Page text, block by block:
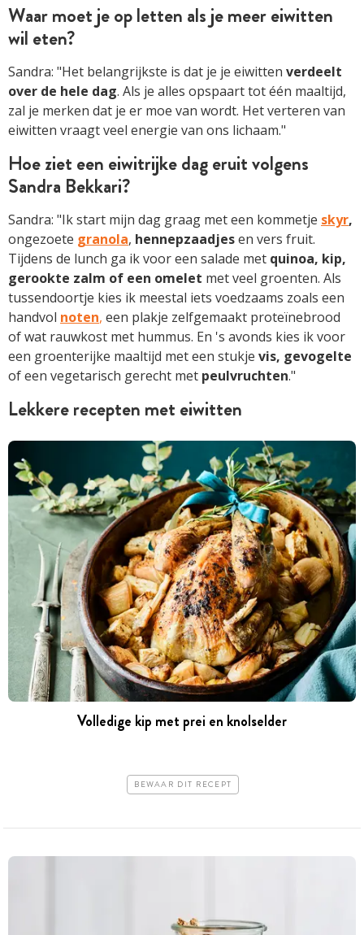
Waar moet je op letten als je meer eiwitten
wil eten?
Sandra: "Het belangrijkste is dat je je eiwitten verdeelt
over de hele dag. Als je alles opspaart tot één maaltijd,
zal je merken dat je er moe van wordt. Het verteren van
eiwitten vraagt veel energie van ons lichaam."
Hoe ziet een eiwitrijke dag eruit volgens
Sandra Bekkari?
Sandra: "Ik start mijn dag graag met een kommetje skyr,
ongezoete granola, hennepzaadjesen vers fruit.
Tijdens de lunch ga ik voor een salade met quinoa, kip,
gerookte zalm of een omelet met veel groenten. Als
tussendoortje kies ik meestal iets voedzaams zoals een
handvol noten, een plakje zelfgemaakt proteïnebrood
of wat rauwkost met hummus. En 's avonds kies ik voor
een groenterijke maaltijd met een stukje vis, gevogelte
of een vegetarisch gerecht met peulvruchten."
Lekkere recepten met eiwitten
Volledige kip met prei en knolselder
BEWAAR DIT RECEPT